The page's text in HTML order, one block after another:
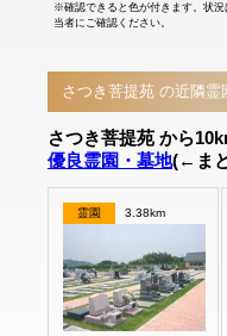
※確認できると色が付きます。状況
当者にご確認ください。
さつき菩提苑 の近隣霊
さつき菩提苑 から
優良霊園・墓地(←ま
霊園 3.38km